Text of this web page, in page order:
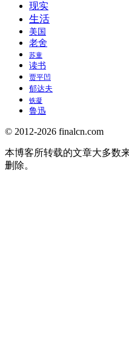
现实
生活
美国
老舍
苏童
读书
贾平凹
郁达夫
铁凝
鲁迅
© 2012-2026 finalcn.com
本博客所转载的文章大多数
删除。